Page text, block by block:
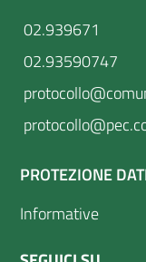
02.939671
02.93590747
PROTEZIONE
Informative